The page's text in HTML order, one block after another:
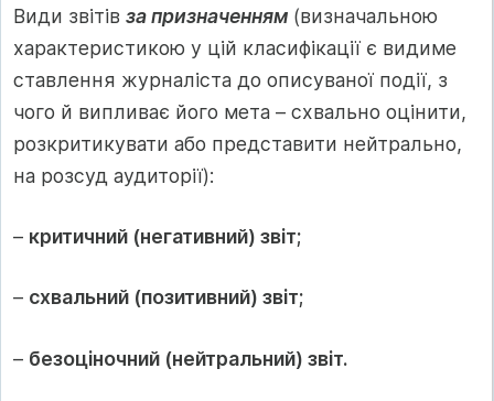
Види звітів за призначенням (визначальною
характеристикою у цій класифікації є видиме
ставлення журналіста до описуваної події, з
чого й випливає його мета – схвально оцінити,
розкритикувати або представити нейтрально,
на розсуд аудиторії):
– критичний (негативний) звіт;
– схвальний (позитивний) звіт;
– безоціночний (нейтральний) звіт.